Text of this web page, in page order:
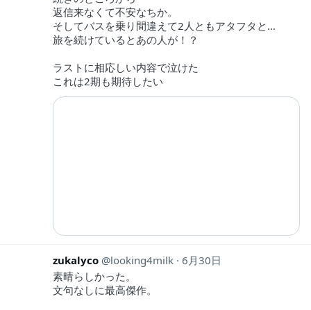
返信来なくて不安なちか。
そしてバスを乗り間違えて2人ともアタフタと…
旅を続けているとあの人が！？
ラストに相応しい内容で泣けた
これは2期も期待したい
zukalyco looking4milk 6月30日
素晴らしかった。
文句なしに最高傑作。